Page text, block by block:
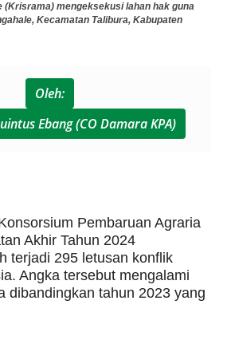
(Krisrama) mengeksekusi lahan hak guna
Kecamatan Talibura, Kabupaten
Oleh:
Ebang (CO Damara KPA)
Pembaruan Agraria
Akhir Tahun 2024
terjadi 295 letusan konflik
Angka tersebut mengalami
dibandingkan tahun 2023 yang